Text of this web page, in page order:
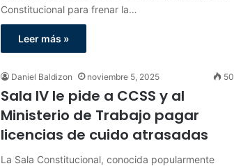
Constitucional para frenar la…
Leer más »
Daniel Baldizon noviembre 5, 2025 50
Sala IV le pide a CCSS y al
Ministerio de Trabajo pagar
licencias de cuido atrasadas
La Sala Constitucional, conocida popularmente